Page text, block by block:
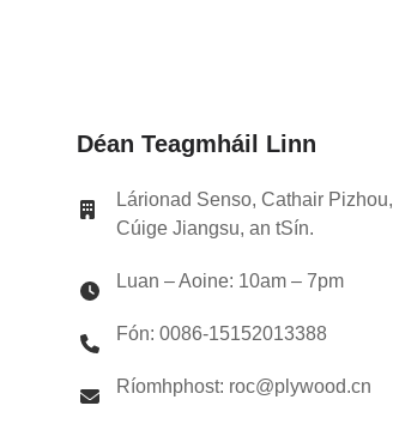
Líomaí LVL Adhmaid
Innealtóireachta
x 65mm H2S Frámaíocht
SENSO cóireáilte LVL F17
Líomaí LVL Adhmaid
Struchtúrtha LVL E14 360
x 65mm H2S Frámaíocht
Déan Teagmháil Linn
Lárionad Senso, Cathair Pizhou,
Cúige Jiangsu, an tSín.
Luan – Aoine: 10am – 7pm
Fón: 0086-15152013388
Ríomhphost: roc@plywood.cn